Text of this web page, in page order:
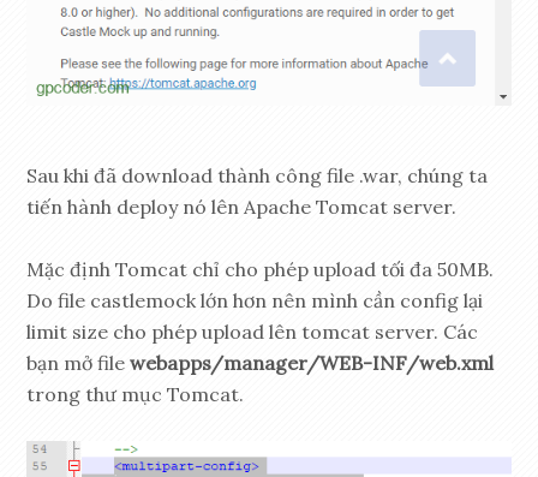
Sau khi đã download thành công file .war, chúng ta
tiến hành deploy nó lên Apache Tomcat server.
Mặc định Tomcat chỉ cho phép upload tối đa 50MB.
Do file castlemock lớn hơn nên mình cần config lại
limit size cho phép upload lên tomcat server. Các
bạn mở filewebapps/manager/WEB-INF/web.xml
trong thư mục Tomcat.